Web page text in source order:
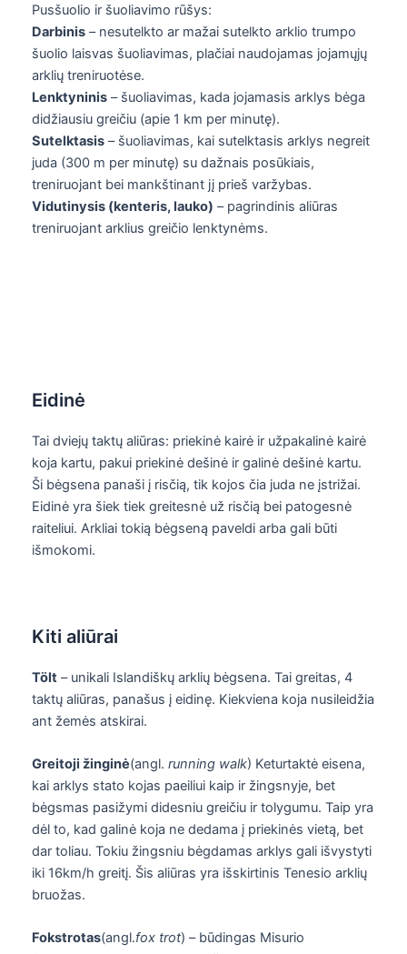
Pusšuolio ir šuoliavimo rūšys:
Darbinis – nesutelkto ar mažai sutelkto arklio trumpo
šuolio laisvas šuoliavimas, plačiai naudojamas jojamųjų
arklių treniruotėse.
Lenktyninis – šuoliavimas, kada jojamasis arklys bėga
didžiausiu greičiu (apie 1 km per minutę).
Sutelktasis – šuoliavimas, kai sutelktasis arklys negreit
juda (300 m per minutę) su dažnais posūkiais,
treniruojant bei mankštinant jį prieš varžybas.
Vidutinysis (kenteris, lauko) – pagrindinis aliūras
treniruojant arklius greičio lenktynėms.
Eidinė
Tai dviejų taktų aliūras: priekinė kairė ir užpakalinė kairė
koja kartu, pakui priekinė dešinė ir galinė dešinė kartu.
Ši bėgsena panaši į risčią, tik kojos čia juda ne įstrižai.
Eidinė yra šiek tiek greitesnė už risčią bei patogesnė
raiteliui. Arkliai tokią bėgseną paveldi arba gali būti
išmokomi.
Kiti aliūrai
Tölt – unikali Islandiškų arklių bėgsena. Tai greitas, 4
taktų aliūras, panašus į eidinę. Kiekviena koja nusileidžia
ant žemės atskirai.
Greitoji žinginė(angl. running walk) Keturtaktė eisena,
kai arklys stato kojas paeiliui kaip ir žingsnyje, bet
bėgsmas pasižymi didesniu greičiu ir tolygumu. Taip yra
dėl to, kad galinė koja ne dedama į priekinės vietą, bet
dar toliau. Tokiu žingsniu bėgdamas arklys gali išvystyti
iki 16km/h greitį. Šis aliūras yra išskirtinis Tenesio arklių
bruožas.
Fokstrotas(angl.fox trot) – būdingas Misurio